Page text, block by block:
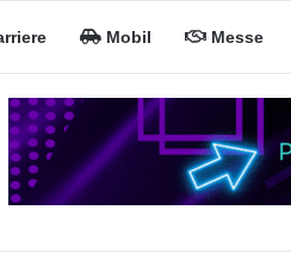
Mobil Messe